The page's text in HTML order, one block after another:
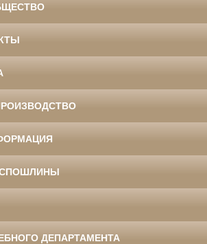
ДЕПАРТАМЕНТА